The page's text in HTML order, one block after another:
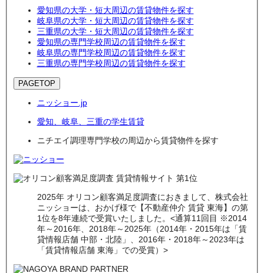
愛知県の大学・短大周辺の賃貸物件を探す
岐阜県の大学・短大周辺の賃貸物件を探す
三重県の大学・短大周辺の賃貸物件を探す
愛知県の専門学校周辺の賃貸物件を探す
岐阜県の専門学校周辺の賃貸物件を探す
三重県の専門学校周辺の賃貸物件を探す
PAGETOP
ニッショー.jp
愛知、岐阜、三重の学生賃貸
ニチエイ調理専門学校の周辺から賃貸物件を探す
2025年 オリコン顧客満足度調査におきまして、株式会社
ニッショーは、おかげ様で【不動産仲介 賃貸 東海】の第
1位を8年連続で受賞いたしました。<通算11回目 ※2014
年～2016年、2018年～2025年（2014年・2015年は「賃
貸情報店舗 中部・北陸」、2016年・2018年～2023年は
「賃貸情報店舗 東海」での受賞）>